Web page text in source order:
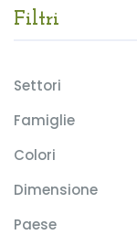
Filtri
Settori
Famiglie
Colori
Dimensione
Paese